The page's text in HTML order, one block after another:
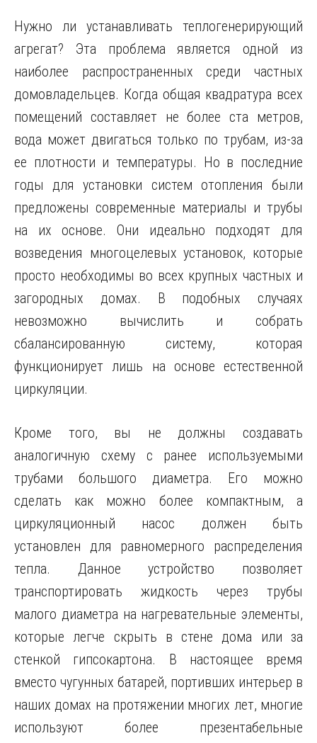
Нужно ли устанавливать теплогенерирующий
агрегат? Эта проблема является одной из
наиболее распространенных среди частных
домовладельцев. Когда общая квадратура всех
помещений составляет не более ста метров,
вода может двигаться только по трубам, из-за
ее плотности и температуры. Но в последние
годы для установки систем отопления были
предложены современные материалы и трубы
на их основе. Они идеально подходят для
возведения многоцелевых установок, которые
просто необходимы во всех крупных частных и
загородных домах. В подобных случаях
невозможно вычислить и собрать
сбалансированную систему, которая
функционирует лишь на основе естественной
циркуляции.
Кроме того, вы не должны создавать
аналогичную схему с ранее используемыми
трубами большого диаметра. Его можно
сделать как можно более компактным, а
циркуляционный насос должен быть
установлен для равномерного распределения
тепла. Данное устройство позволяет
транспортировать жидкость через трубы
малого диаметра на нагревательные элементы,
которые легче скрыть в стене дома или за
стенкой гипсокартона. В настоящее время
вместо чугунных батарей, портивших интерьер в
наших домах на протяжении многих лет, многие
используют более презентабельные